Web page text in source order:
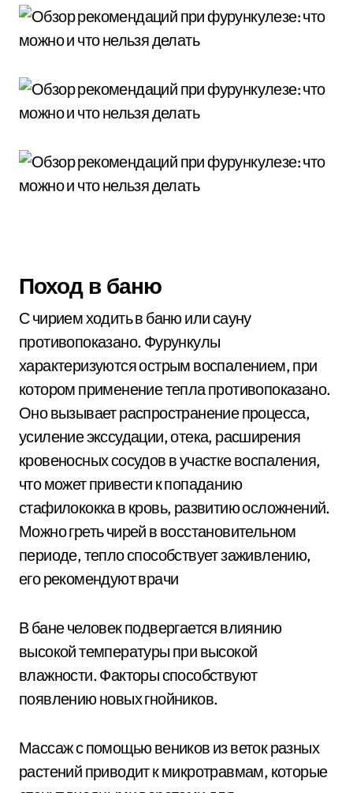
Поход в баню
С чирием ходить в баню или сауну
противопоказано. Фурункулы
характеризуются острым воспалением, при
котором применение тепла противопоказано.
Оно вызывает распространение процесса,
усиление экссудации, отека, расширения
кровеносных сосудов в участке воспаления,
что может привести к попаданию
стафилококка в кровь, развитию осложнений.
Можно греть чирей в восстановительном
периоде, тепло способствует заживлению,
его рекомендуют врачи
В бане человек подвергается влиянию
высокой температуры при высокой
влажности. Факторы способствуют
появлению новых гнойников.
Массаж с помощью веников из веток разных
растений приводит к микротравмам, которые